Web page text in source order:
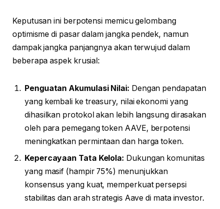
Keputusan ini berpotensi memicu gelombang
optimisme di pasar dalam jangka pendek, namun
dampak jangka panjangnya akan terwujud dalam
beberapa aspek krusial:
Penguatan Akumulasi Nilai: Dengan pendapatan
yang kembali ke treasury, nilai ekonomi yang
dihasilkan protokol akan lebih langsung dirasakan
oleh para pemegang token AAVE, berpotensi
meningkatkan permintaan dan harga token.
Kepercayaan Tata Kelola: Dukungan komunitas
yang masif (hampir 75%) menunjukkan
konsensus yang kuat, memperkuat persepsi
stabilitas dan arah strategis Aave di mata investor.